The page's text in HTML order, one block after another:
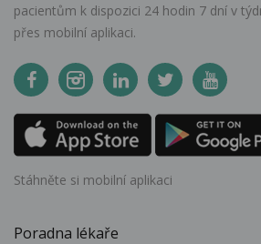
pacientům k dispozici 24 hodin 7 dní v
přes mobilní aplikaci.
Stáhněte si mobilní aplikaci
Poradna lékaře